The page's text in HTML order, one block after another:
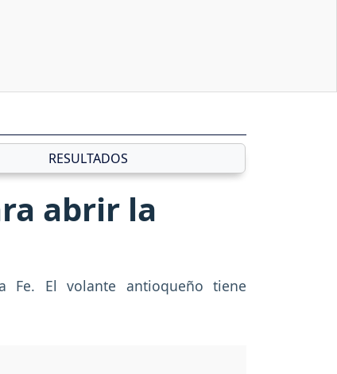
RESULTADOS
abrir la
Fe. El volante antioqueño tiene